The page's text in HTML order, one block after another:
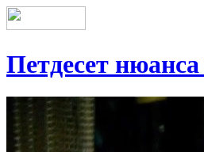
Петдесет нюанса